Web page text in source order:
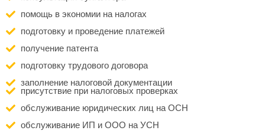
присутствие при налоговых проверках
обслуживание юридических лиц на ОСН
обслуживание ИП и ООО на УСН
помощь в экономии на налогах
подготовку и проведение платежей
получение патента
подготовку трудового договора
заполнение налоговой документации